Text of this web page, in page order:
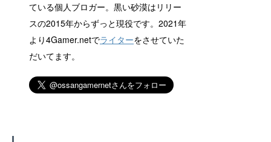
ている個人ブロガー。黒い砂漠はリリー
スの2015年からずっと現役です。2021年
より4Gamer.netでライターをさせていた
だいてます。